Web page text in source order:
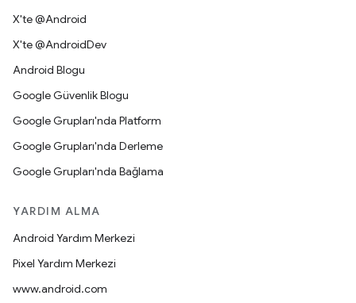
X'te @Android
X'te @AndroidDev
Android Blogu
Google Güvenlik Blogu
Google Grupları'nda Platform
Google Grupları'nda Derleme
Google Grupları'nda Bağlama
YARDIM ALMA
Android Yardım Merkezi
Pixel Yardım Merkezi
www.android.com